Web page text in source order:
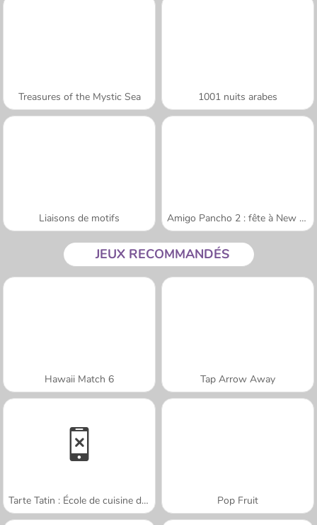
Treasures of the Mystic Sea 1001 nuits arabes
Liaisons de motifs Amigo Pancho 2 : fête à New York
JEUX RECOMMANDÉS
Hawaii Match 6 Tap Arrow Away
Tarte Tatin : École de cuisine de Sara Pop Fruit